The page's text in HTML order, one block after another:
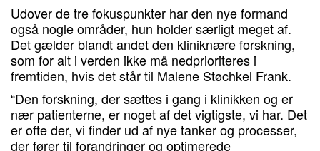
Udover de tre fokuspunkter har den nye formand
også nogle områder, hun holder særligt meget af.
Det gælder blandt andet den kliniknære forskning,
som for alt i verden ikke må nedprioriteres i
fremtiden, hvis det står til Malene Støchkel Frank.
“Den forskning, der sættes i gang i klinikken og er
nær patienterne, er noget af det vigtigste, vi har. Det
er ofte der, vi finder ud af nye tanker og processer,
der fører til forandringer og optimerede